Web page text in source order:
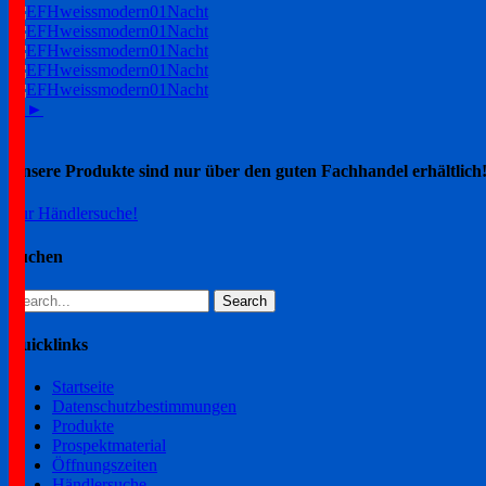
►
Unsere Produkte sind nur über den guten Fachhandel erhältlich!
Zur Händlersuche!
Suchen
Search
for:
Quicklinks
Startseite
Datenschutzbestimmungen
Produkte
Prospektmaterial
Öffnungszeiten